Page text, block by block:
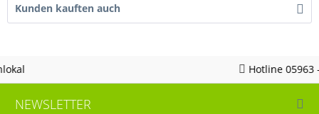
Kunden kauften auch
Hotline 05963 - 982823
NEWSLETTER